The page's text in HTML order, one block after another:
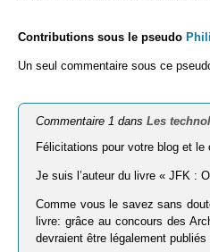
Contributions sous le pseudo
Un seul commentaire sous ce
Commentaire 1 dansLes
Félicitations pour votre blog et
Je suis l’auteur du livre « JFK :
Comme vous le savez sans
livre: grâce au concours des
devraient être légalement